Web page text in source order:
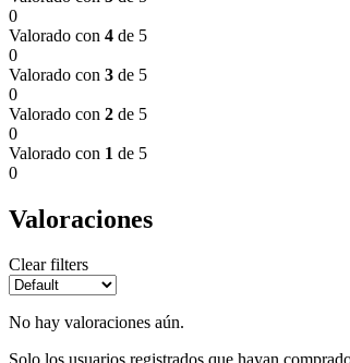
0
Valorado con 4 de 5
0
Valorado con 3 de 5
0
Valorado con 2 de 5
0
Valorado con 1 de 5
0
Valoraciones
Clear filters
No hay valoraciones aún.